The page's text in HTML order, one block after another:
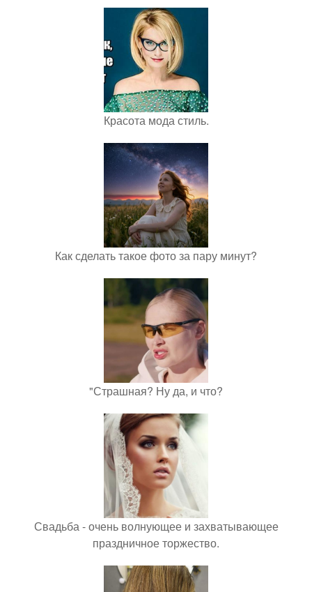
Красота мода стиль.
Как сделать такое фото за пару минут?
"Страшная? Ну да, и что?
Свадьба - очень волнующее и захватывающее
праздничное торжество.